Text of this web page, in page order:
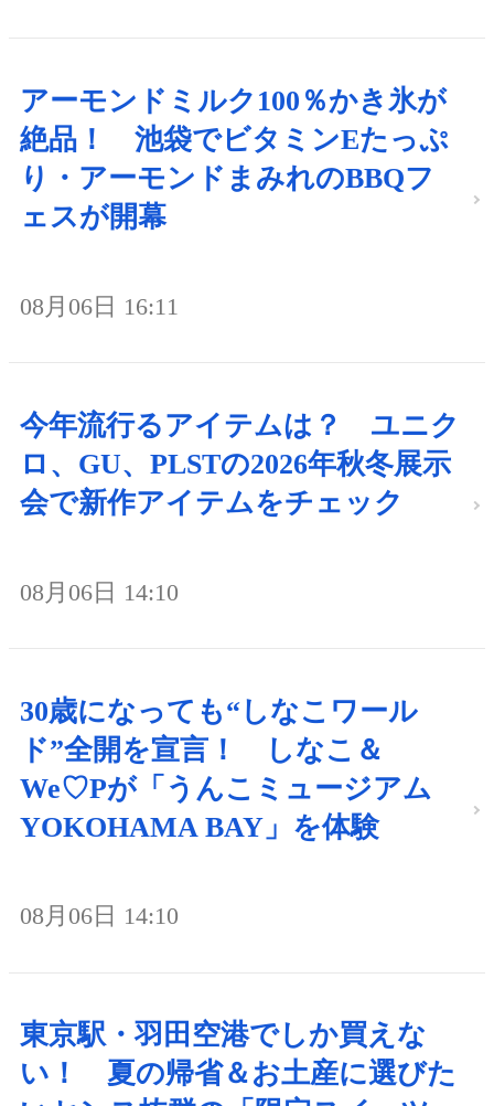
アーモンドミルク100％かき氷が
絶品！ 池袋でビタミンEたっぷ
り・アーモンドまみれのBBQフ
ェスが開幕
08月06日 16:11
今年流行るアイテムは？ ユニク
ロ、GU、PLSTの2026年秋冬展示
会で新作アイテムをチェック
08月06日 14:10
30歳になっても“しなこワール
ド”全開を宣言！ しなこ＆
We♡Pが「うんこミュージアム
YOKOHAMA BAY」を体験
08月06日 14:10
東京駅・羽田空港でしか買えな
い！ 夏の帰省＆お土産に選びた